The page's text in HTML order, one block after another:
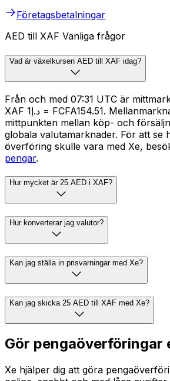
Företagsbetalningar
AED till XAF Vanliga frågor
Vad är växelkursen AED till XAF idag?
Från och med 07:31 UTC är
XAF د.إ1 = FCFA154.51. Mellanmarknadskursen är
mittpunkten mellan köp- och
globala valutamarknader. För att se
överföring skulle vara med Xe,
pengar.
Hur mycket är 25 AED i XAF?
Hur konverterar jag valutor?
Kan jag ställa in prisvarningar med Xe?
Kan jag skicka 25 AED till XAF med Xe?
Gör pengaöverföringar
Xe hjälper dig att göra